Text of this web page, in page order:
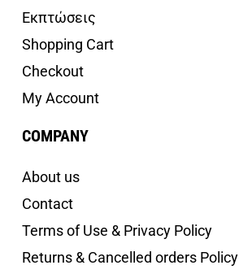
Εκπτώσεις
Shopping Cart
Checkout
My Account
COMPANY
About us
Contact
Terms of Use & Privacy Policy
Returns & Cancelled orders Policy